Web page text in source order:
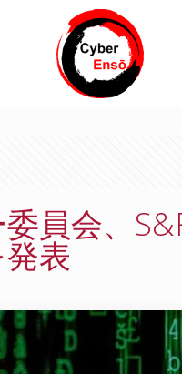
員会、
表